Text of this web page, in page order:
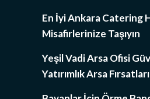
En İyi Ankara Catering
Misafirlerinize Taşıyın
Yeşil Vadi Arsa Ofisi
Yatırımlık Arsa